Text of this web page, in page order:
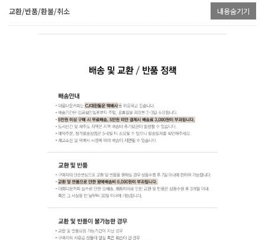
교환/반품/환불/취소 내용숨기기